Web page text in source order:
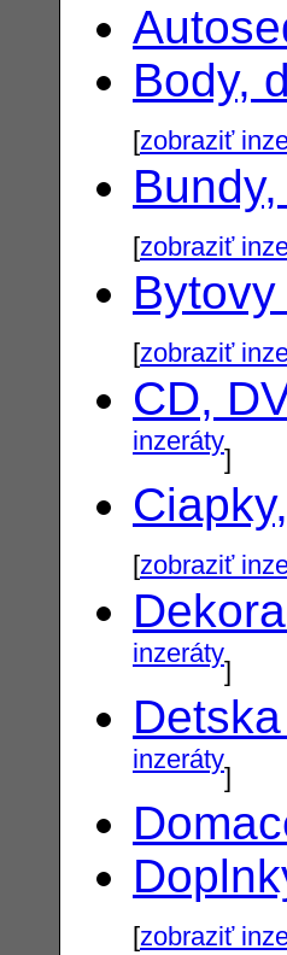
Body,
[zobraziť
[zobraziť
[zobraziť
CD,
inzeráty]
[zobraziť
inzeráty]
inzeráty]
[zobraziť